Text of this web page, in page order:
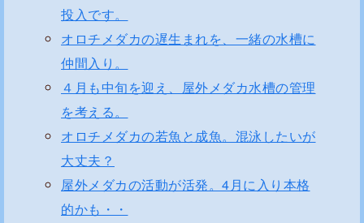
投入です。
オロチメダカの遅生まれを、一緒の水槽に
仲間入り。
４月も中旬を迎え、屋外メダカ水槽の管理
を考える。
オロチメダカの若魚と成魚。混泳したいが
大丈夫？
屋外メダカの活動が活発。4月に入り本格
的かも・・